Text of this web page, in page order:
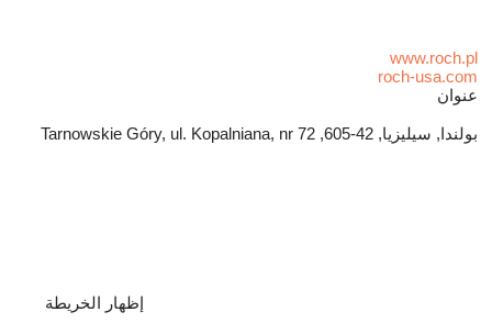
www.roch.pl
roch-usa.com
عنوان
بولندا, سيليزيا, 42-605, Tarnowskie Góry, ul. Kopalniana, nr 72
إظهار الخريطة